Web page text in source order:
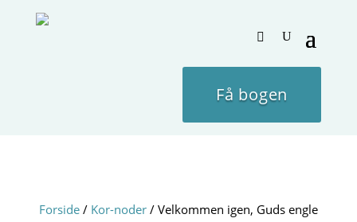
Få bogen
Forside/ Kor-noder/ Velkommen igen, Guds engle